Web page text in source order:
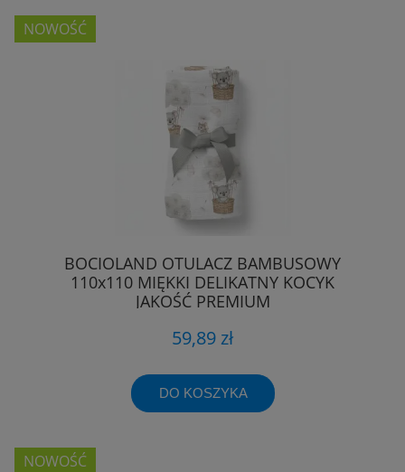
BOCIOLAND OTULACZ BAMBUSOWY
110x110 MIĘKKI DELIKATNY KOCYK
JAKOŚĆ PREMIUM
59,89 zł
DO KOSZYKA
NOWOŚĆ
NOWOŚĆ